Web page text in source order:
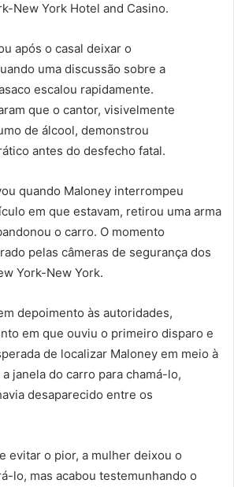
New York Hotel and Casino.
após o casal deixar o
uma discussão sobre a
escalou rapidamente.
que o cantor, visivelmente
de álcool, demonstrou
antes do desfecho fatal.
quando Maloney interrompeu
em que estavam, retirou uma arma
o carro. O momento
pelas câmeras de segurança dos
York-New York.
depoimento às autoridades,
em que ouviu o primeiro disparo e
de localizar Maloney em meio à
janela do carro para chamá-lo,
desaparecido entre os
evitar o pior, a mulher deixou o
lo, mas acabou testemunhando o